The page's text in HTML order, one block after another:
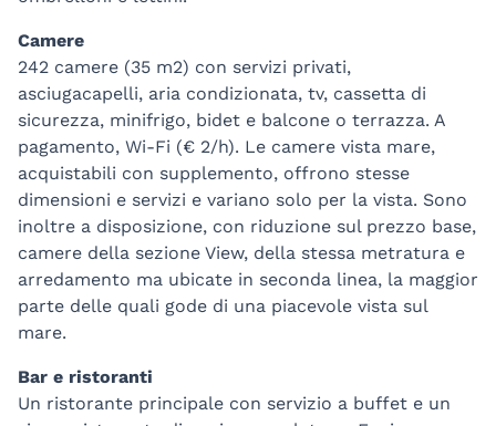
Camere
242 camere (35 m2) con servizi privati,
asciugacapelli, aria condizionata, tv, cassetta di
sicurezza, minifrigo, bidet e balcone o terrazza. A
pagamento, Wi-Fi (€ 2/h). Le camere vista mare,
acquistabili con supplemento, offrono stesse
dimensioni e servizi e variano solo per la vista. Sono
inoltre a disposizione, con riduzione sul prezzo base,
camere della sezione View, della stessa metratura e
arredamento ma ubicate in seconda linea, la maggior
parte delle quali gode di una piacevole vista sul
mare.
Bar e ristoranti
Un ristorante principale con servizio a buffet e un